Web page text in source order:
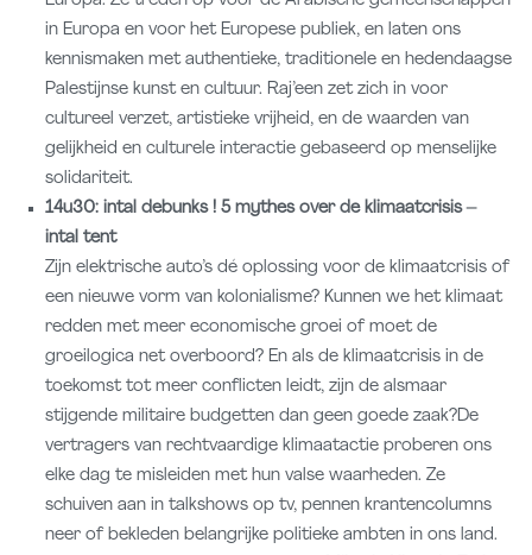
in Europa en voor het Europese publiek, en laten ons
kennismaken met authentieke, traditionele en hedendaagse
Palestijnse kunst en cultuur. Raj’een zet zich in voor
cultureel verzet, artistieke vrijheid, en de waarden van
gelijkheid en culturele interactie gebaseerd op menselijke
solidariteit.
14u30: intal debunks ! 5 mythes over de klimaatcrisis –
intal tent
Zijn elektrische auto’s dé oplossing voor de klimaatcrisis of
een nieuwe vorm van kolonialisme? Kunnen we het klimaat
redden met meer economische groei of moet de
groeilogica net overboord? En als de klimaatcrisis in de
toekomst tot meer conflicten leidt, zijn de alsmaar
stijgende militaire budgetten dan geen goede zaak?De
vertragers van rechtvaardige klimaatactie proberen ons
elke dag te misleiden met hun valse waarheden. Ze
schuiven aan in talkshows op tv, pennen krantencolumns
neer of bekleden belangrijke politieke ambten in ons land.